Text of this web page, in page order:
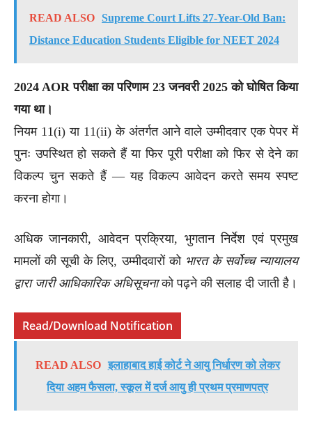
READ ALSO Supreme Court Lifts 27-Year-Old Ban:
Distance Education Students Eligible for NEET 2024
2024 AOR परीक्षा का परिणाम 23 जनवरी 2025 को घोषित किया
गया था।
नियम 11(i) या 11(ii) के अंतर्गत आने वाले उम्मीदवार एक पेपर में
पुनः उपस्थित हो सकते हैं या फिर पूरी परीक्षा को फिर से देने का
विकल्प चुन सकते हैं — यह विकल्प आवेदन करते समय स्पष्ट
करना होगा।
अधिक जानकारी, आवेदन प्रक्रिया, भुगतान निर्देश एवं प्रमुख
मामलों की सूची के लिए, उम्मीदवारों को भारत के सर्वोच्च न्यायालय
द्वारा जारी आधिकारिक अधिसूचनाको पढ़ने की सलाह दी जाती है।
Read/Download Notification
READ ALSO इलाहाबाद हाई कोर्ट ने आयु निर्धारण को लेकर
दिया अहम फैसला, स्कूल में दर्ज आयु ही प्रथम प्रमाणपत्र